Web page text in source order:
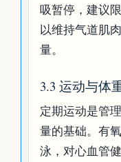
吸暂停，建议
以维持气道肌
量。
3.3 运动与体
定期运动是管
量的基础。有
泳，对心血管